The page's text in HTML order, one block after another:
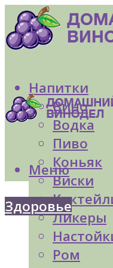
Напитки
Вино
Водка
Пиво
Коньяк
Виски
Ликеры
Ром
Меню
Здоровье